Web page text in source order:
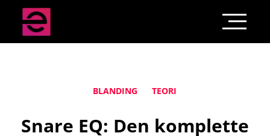
BLANDING TEORI
Snare EQ: Den komplette